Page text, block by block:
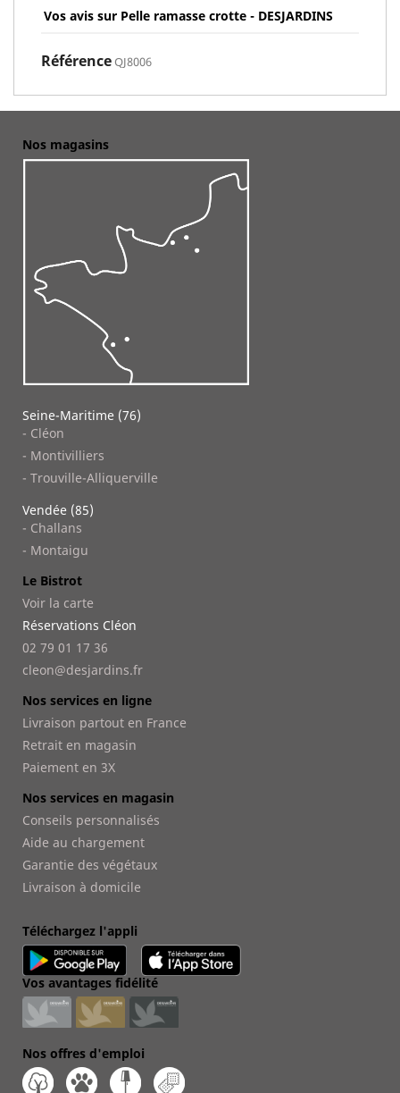
Vos avis sur Pelle ramasse crotte - DESJARDINS
RéférenceQJ8006
Nos magasins
Seine-Maritime (76)
- Cléon
- Montivilliers
- Trouville-Alliquerville
Vendée (85)
- Challans
- Montaigu
Le Bistrot
Voir la carte
Réservations Cléon
02 79 01 17 36
cleon@desjardins.fr
Nos services en ligne
Livraison partout en France
Retrait en magasin
Paiement en 3X
Nos services en magasin
Conseils personnalisés
Aide au chargement
Garantie des végétaux
Livraison à domicile
Téléchargez l'appli
Vos avantages fidélité
Nos offres d'emploi